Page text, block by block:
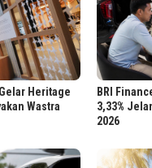
Heritage
Wastra
BRI
3,33%
2026